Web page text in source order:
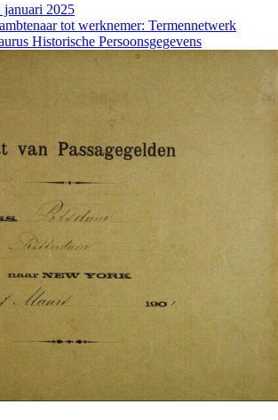
januari 2025
tot werknemer: Termennetwerk
Historische Persoonsgegevens